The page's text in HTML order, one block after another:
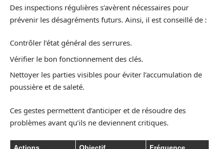
Des inspections régulières s’avèrent nécessaires pour
prévenir les désagréments futurs. Ainsi, il est conseillé de :
Contrôler l’état général des serrures.
Vérifier le bon fonctionnement des clés.
Nettoyer les parties visibles pour éviter l’accumulation de
poussière et de saleté.
Ces gestes permettent d’anticiper et de résoudre des
problèmes avant qu’ils ne deviennent critiques.